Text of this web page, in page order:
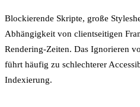
Blockierende Skripte, große
Abhängigkeit von clientseitigen
Rendering-Zeiten. Das Ignorieren
führt häufig zu schlechterer
Indexierung.